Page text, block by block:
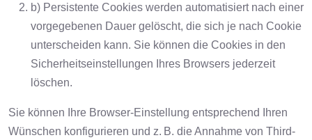
b) Persistente Cookies werden automatisiert nach einer
vorgegebenen Dauer gelöscht, die sich je nach Cookie
unterscheiden kann. Sie können die Cookies in den
Sicherheitseinstellungen Ihres Browsers jederzeit
löschen.
Sie können Ihre Browser-Einstellung entsprechend Ihren
Wünschen konfigurieren und z. B. die Annahme von Third-